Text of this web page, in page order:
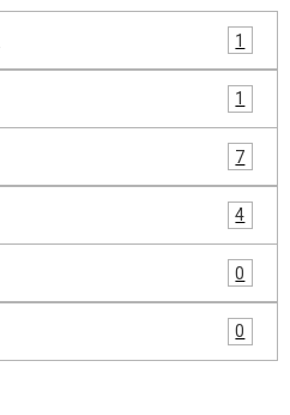
1
1
7
4
0
0